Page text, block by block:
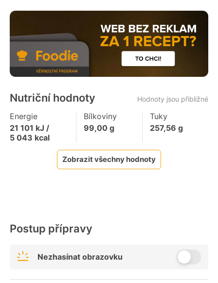
Nutriční hodnoty Hodnoty jsou přibližné
Energie
21 101 kJ /
5 043 kcal
Bílkoviny
99,00g
Tuky
257,56 g
Zobrazit všechny hodnoty
Postup přípravy
Nezhasínat obrazovku